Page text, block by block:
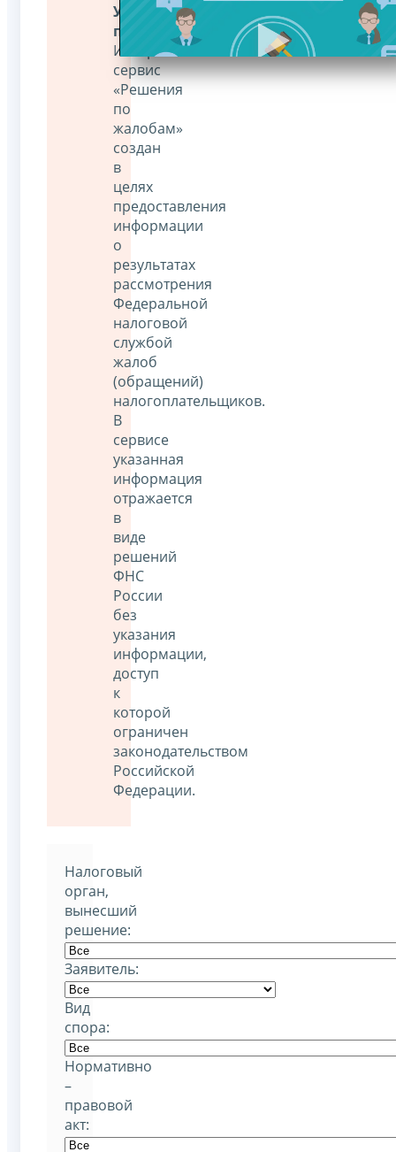
Уважаемые
пользователи!
Интернет-
сервис
«Решения
по
жалобам»
создан
в
целях
предоставления
информации
о
результатах
рассмотрения
Федеральной
налоговой
службой
жалоб
(обращений)
налогоплательщиков.
В
сервисе
указанная
информация
отражается
в
виде
решений
ФНС
России
без
указания
информации,
доступ
к
которой
ограничен
законодательством
Российской
Федерации.
Налоговый
орган,
вынесший
решение:
Заявитель:
Вид
спора:
Нормативно
–
правовой
акт: